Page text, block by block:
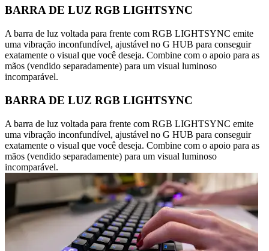
BARRA DE LUZ RGB LIGHTSYNC
A barra de luz voltada para frente com RGB LIGHTSYNC emite
uma vibração inconfundível, ajustável no G HUB para conseguir
exatamente o visual que você deseja. Combine com o apoio para as
mãos (vendido separadamente) para um visual luminoso
incomparável.
BARRA DE LUZ RGB LIGHTSYNC
A barra de luz voltada para frente com RGB LIGHTSYNC emite
uma vibração inconfundível, ajustável no G HUB para conseguir
exatamente o visual que você deseja. Combine com o apoio para as
mãos (vendido separadamente) para um visual luminoso
incomparável.